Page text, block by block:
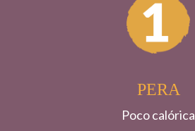
PERA
Poco calórica